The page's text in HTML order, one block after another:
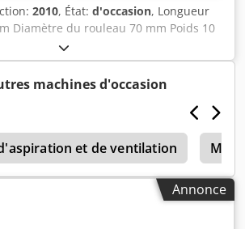
2010, État: d'occasion, Longueur
Diamètre du rouleau 70 mm Poids 10
de convoyeur de marchandises
type KF 2020 Version gauche +
à 1 paire chacune Dksdpfew Tdu
machines d'occasion
et de ventilation
Annonce